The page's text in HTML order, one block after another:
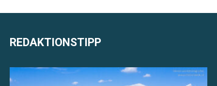
REDAKTIONSTIPP